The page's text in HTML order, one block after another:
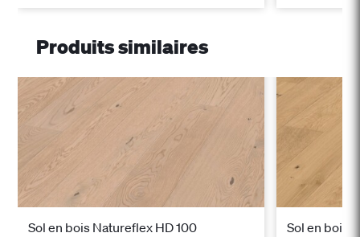
Produits similaires
Sol en bois Natureflex HD 100 Sol en bois